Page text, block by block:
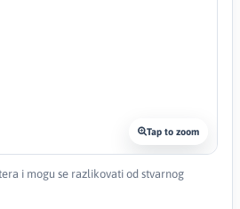
Tap to zoom
i mogu se razlikovati od stvarnog